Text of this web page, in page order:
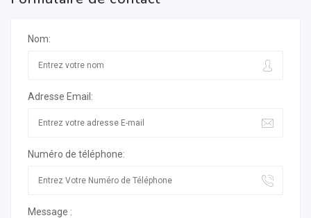
Nom:
Adresse Email:
Numéro de téléphone:
Message :